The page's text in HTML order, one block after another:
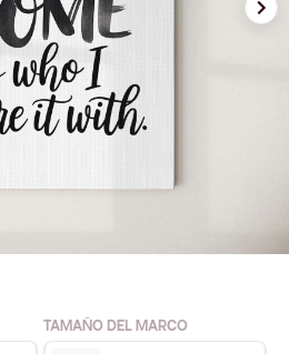
TAMAÑO DEL MARCO